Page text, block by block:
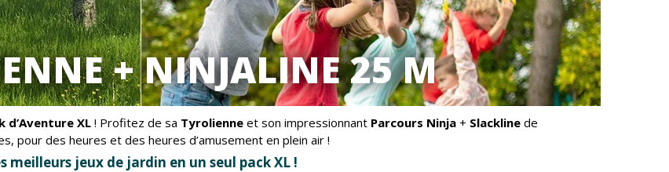
+ NINJALINE 25 M
d’Aventure XL! Profitez de sa Tyrolienne et son impressionnant Parcours Ninja + Slackline de
pour des heures et des heures d’amusement en plein air !
meilleurs jeux de jardin en un seul pack XL !